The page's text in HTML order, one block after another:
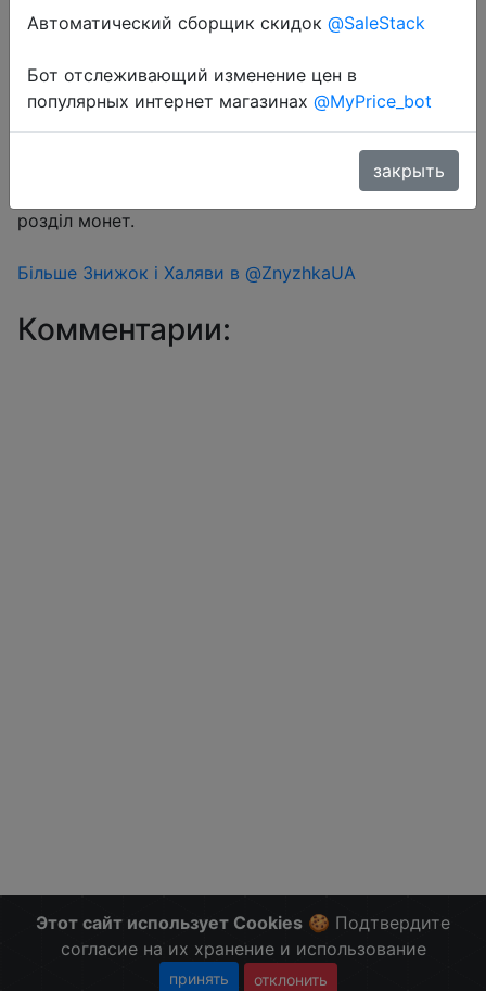
Перейти в магазин
Знижка монетками 99 Coins у додатку через
розділ монет.
Більше Знижок і Халяви в @ZnyzhkaUA
Комментарии:
Этот сайт использует Cookies 🍪 Подтвердите
согласие на их хранение и использование
принять отклонить
Автоматический сборщик скидок @SaleStack
Бот отслеживающий изменение цен в
популярных интернет магазинах @MyPrice_bot
закрыть